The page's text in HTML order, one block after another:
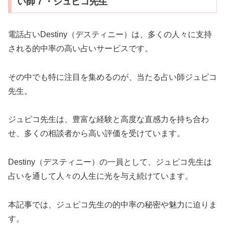
電話占いDestiny（デスティニー）は、多くの人々に支持
される的中率の高い占いサービスです。
その中でも特に注目を集めるのが、当たる占い師ジュピコ
先生。
ジュピコ先生は、豊富な経験と高度な直感力を持ち合わ
せ、多くの相談者から高い評価を受けています。
Destiny（デスティニー）の一員として、ジュピコ先生は
占いを通して人々の人生に光を与え続けています。
本記事では、ジュピコ先生の的中率の秘密や魅力に迫りま
す。